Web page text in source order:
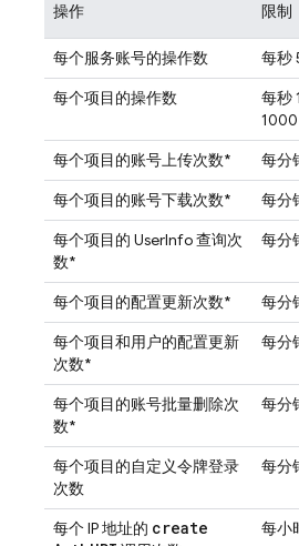
操作 限制
每个服务账号的操作数
每秒
每个项目的操作数
每秒
每个项目的账号上传次数*
每分
每个项目的账号下载次数*
每分
每个项目的 UserInfo 查询次
数*
每分
每个项目的配置更新次数*
每分
每个项目和用户的配置更新
次数*
每分
每个项目的账号批量删除次
数*
每分
每个项目的自定义令牌登录
次数
每分
每个 IP 地址的 create
每小